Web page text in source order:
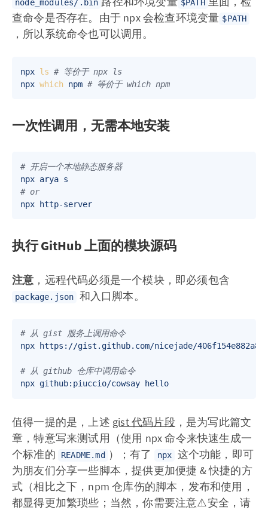
node_modules/.bin $PATH
查命令是否存在。由于 npx 会检查环境变量 $PATH
，所以系统命令也可以调用。
npx ls # 等价于 npx ls
npx which npm # 等价于 which npm
一次性调用，无需本地安装
# 开启一个本地静态服务器
# or
执行 GitHub 上面的模块源码
注意 ，远程代码必须是一个模块，即必须包含
package.json 和入口脚本。
# 从 gist 服务上调用命令
npx https://gist.github.com/nicejade/
# 从 github 仓库中调用命令
值得一提的是，上述 gist 代码片段，是为写此篇文
章，特意写来测试用（使用 npx 命令来快速生成一
个标准的
README.md ）；有了 npx
这个功能，即可
为朋友们分享一些脚本，提供更加便捷 & 快捷的方
式（相比之下，npm 仓库伤的脚本，发布和使用，
都显得更加繁琐些；当然，你需要注意⚠️安全，请